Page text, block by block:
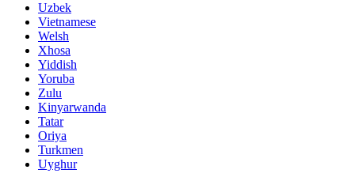
Uzbek
Vietnamese
Welsh
Xhosa
Yiddish
Yoruba
Zulu
Kinyarwanda
Tatar
Oriya
Turkmen
Uyghur